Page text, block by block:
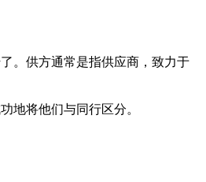
。供方通常是指供应商，致力于
地将他们与同行区分。